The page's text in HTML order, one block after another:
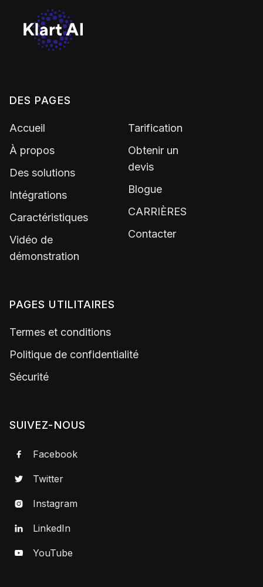
DES PAGES
Accueil
À propos
Des solutions
Intégrations
Caractéristiques
Vidéo de
démonstration
Tarification
Obtenir un
devis
Blogue
CARRIÈRES
Contacter
PAGES UTILITAIRES
Termes et conditions
Politique de confidentialité
Sécurité
SUIVEZ-NOUS
 Facebook
 Twitter
 Instagram
 LinkedIn
 YouTube